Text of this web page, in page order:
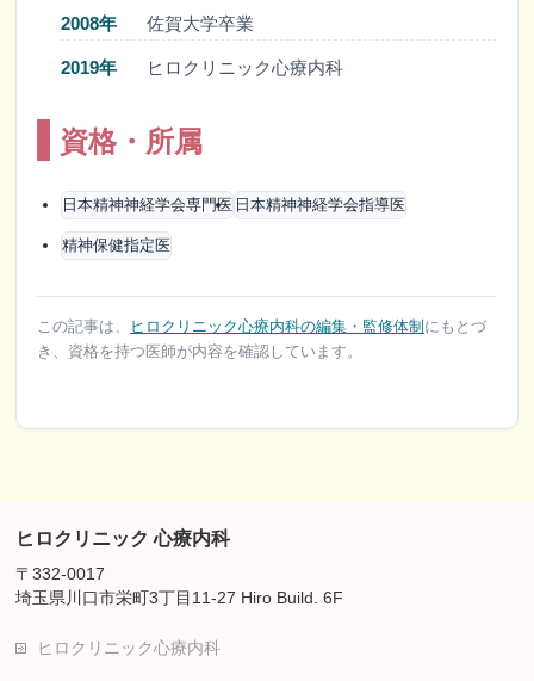
2008年 佐賀大学卒業
2019年 ヒロクリニック心療内科
資格・所属
日本精神神経学会専門医 日本精神神経学会指導医
精神保健指定医
この記事は、 ヒロクリニック心療内科の編集・監修体制 にもとづ
き、資格を持つ医師が内容を確認しています。
ヒロクリニック 心療内科
〒332-0017
埼玉県川口市栄町3丁目11-27 Hiro Build. 6F
ヒロクリニック心療内科